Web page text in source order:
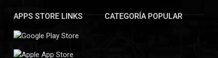
APPS STORE LINKS CATEGORÍA POPULAR